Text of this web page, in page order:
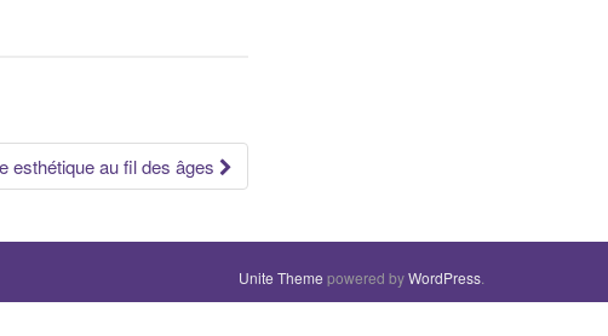
esthétique au fil des âges
Unite Theme powered byWordPress